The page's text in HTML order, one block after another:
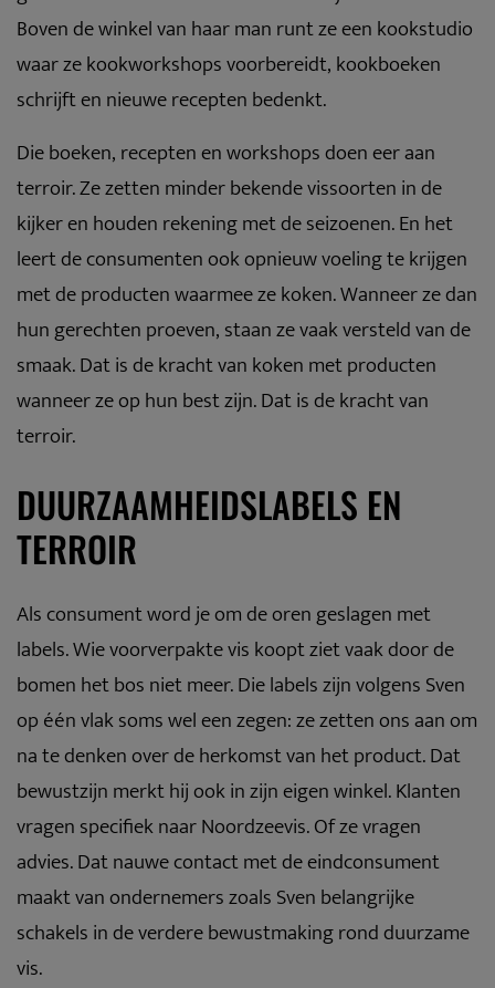
Boven de winkel van haar man runt ze een kookstudio
waar ze kookworkshops voorbereidt, kookboeken
schrijft en nieuwe recepten bedenkt.
Die boeken, recepten en workshops doen eer aan
terroir. Ze zetten minder bekende vissoorten in de
kijker en houden rekening met de seizoenen. En het
leert de consumenten ook opnieuw voeling te krijgen
met de producten waarmee ze koken. Wanneer ze dan
hun gerechten proeven, staan ze vaak versteld van de
smaak. Dat is de kracht van koken met producten
wanneer ze op hun best zijn. Dat is de kracht van
terroir.
DUURZAAMHEIDSLABELS EN
TERROIR
Als consument word je om de oren geslagen met
labels. Wie voorverpakte vis koopt ziet vaak door de
bomen het bos niet meer. Die labels zijn volgens Sven
op één vlak soms wel een zegen: ze zetten ons aan om
na te denken over de herkomst van het product. Dat
bewustzijn merkt hij ook in zijn eigen winkel. Klanten
vragen specifiek naar Noordzeevis. Of ze vragen
advies. Dat nauwe contact met de eindconsument
maakt van ondernemers zoals Sven belangrijke
schakels in de verdere bewustmaking rond duurzame
vis.